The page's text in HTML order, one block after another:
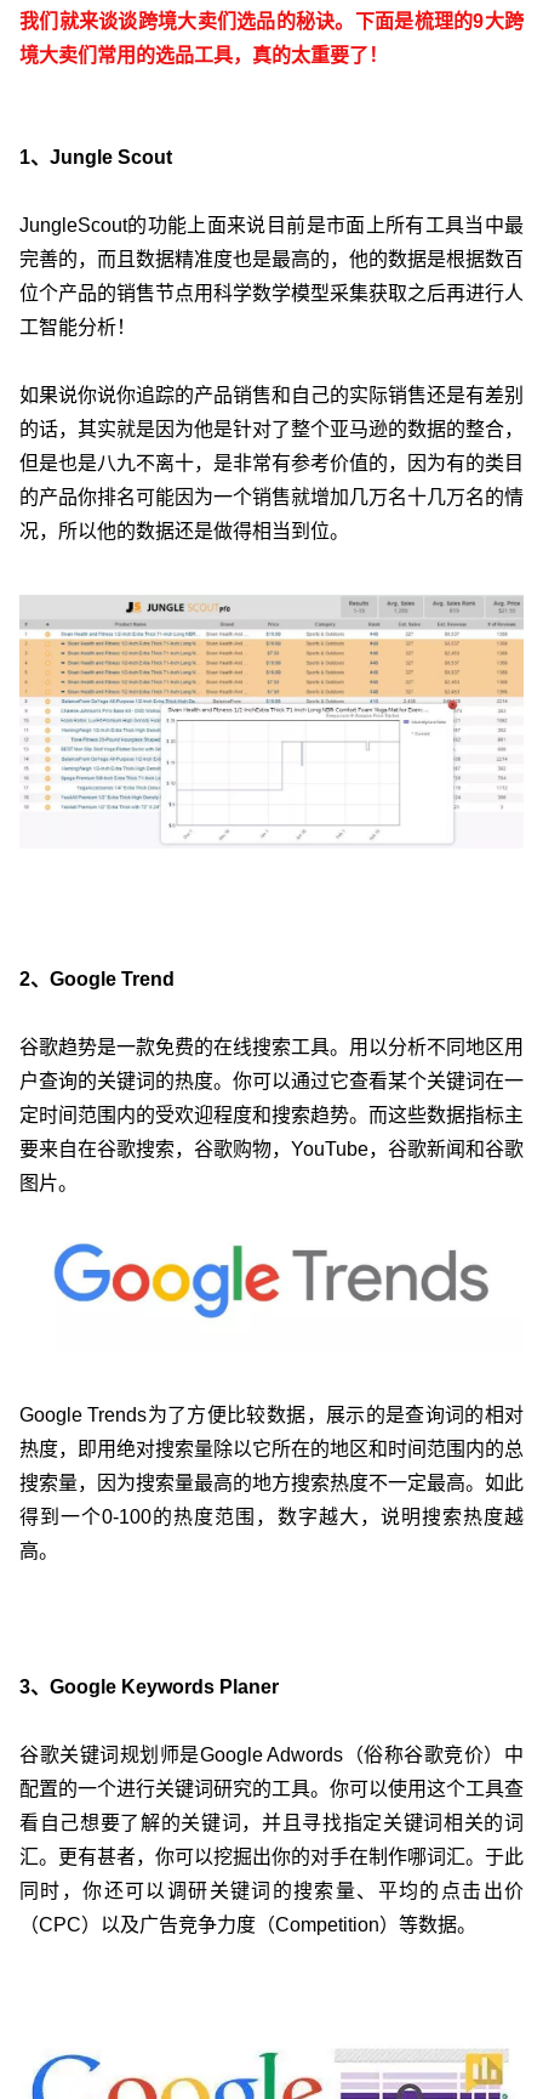
我们就来谈谈跨境大卖们选品的秘诀。下面是梳理的9大跨
境大卖们常用的选品工具，真的太重要了！
1、Jungle Scout
JungleScout的功能上面来说目前是市面上所有工具当中最
完善的，而且数据精准度也是最高的，他的数据是根据数百
位个产品的销售节点用科学数学模型采集获取之后再进行人
工智能分析！
如果说你说你追踪的产品销售和自己的实际销售还是有差别
的话，其实就是因为他是针对了整个亚马逊的数据的整合，
但是也是八九不离十，是非常有参考价值的，因为有的类目
的产品你排名可能因为一个销售就增加几万名十几万名的情
况，所以他的数据还是做得相当到位。
2、Google Trend
谷歌趋势是一款免费的在线搜索工具。用以分析不同地区用
户查询的关键词的热度。你可以通过它查看某个关键词在一
定时间范围内的受欢迎程度和搜索趋势。而这些数据指标主
要来自在谷歌搜索，谷歌购物，YouTube，谷歌新闻和谷歌
图片。
Google Trends为了方便比较数据，展示的是查询词的相对
热度，即用绝对搜索量除以它所在的地区和时间范围内的总
搜索量，因为搜索量最高的地方搜索热度不一定最高。如此
得到一个0-100的热度范围，数字越大，说明搜索热度越
高。
3、Google Keywords Planer
谷歌关键词规划师是Google Adwords（俗称谷歌竞价）中
配置的一个进行关键词研究的工具。你可以使用这个工具查
看自己想要了解的关键词，并且寻找指定关键词相关的词
汇。更有甚者，你可以挖掘出你的对手在制作哪词汇。于此
同时，你还可以调研关键词的搜索量、平均的点击出价
（CPC）以及广告竞争力度（Competition）等数据。